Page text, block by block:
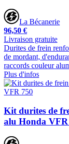
La Bécanerie
96,50 €
Livraison gratuite
Durites de frein
de mordant,
raccords couleur
Plus d'infos
Kit durites de
alu Honda VFR